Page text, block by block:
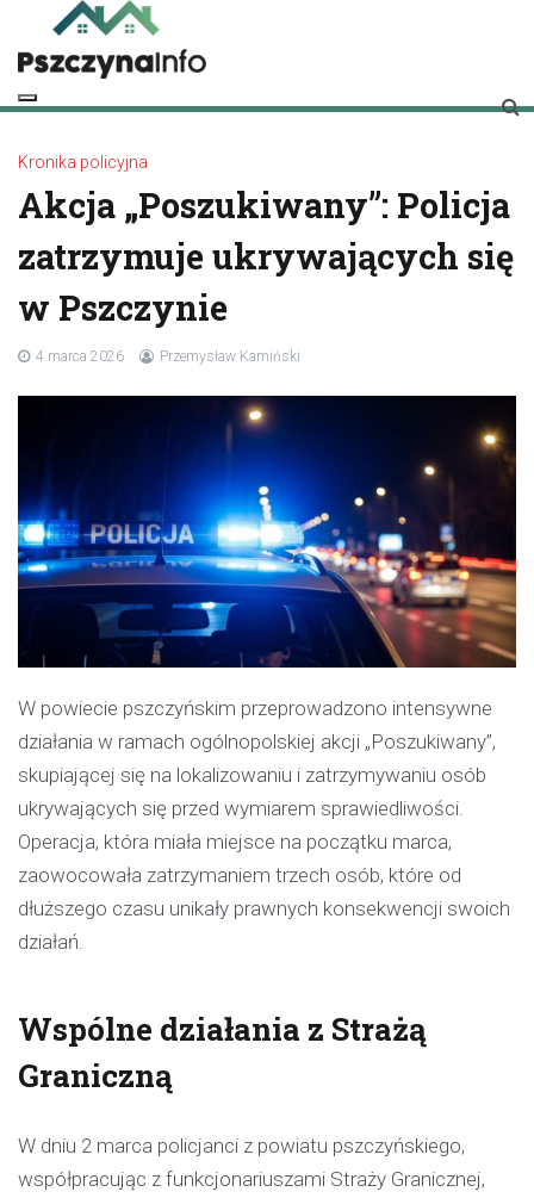
content
pszczynainfo.pl
Twoje źródło informacji o Pszczynie
Kronika policyjna
Akcja „Poszukiwany”: Policja
zatrzymuje ukrywających się
w Pszczynie
4 marca 2026 Przemysław Kamiński
W powiecie pszczyńskim przeprowadzono intensywne
działania w ramach ogólnopolskiej akcji „Poszukiwany”,
skupiającej się na lokalizowaniu i zatrzymywaniu osób
ukrywających się przed wymiarem sprawiedliwości.
Operacja, która miała miejsce na początku marca,
zaowocowała zatrzymaniem trzech osób, które od
dłuższego czasu unikały prawnych konsekwencji swoich
działań.
Wspólne działania z Strażą
Graniczną
W dniu 2 marca policjanci z powiatu pszczyńskiego,
współpracując z funkcjonariuszami Straży Granicznej,